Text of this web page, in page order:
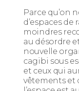
Parce qu’on
d’espaces
moindres
au désordre
nouvelle
cagibi sous
et ceux qui
vêtements et